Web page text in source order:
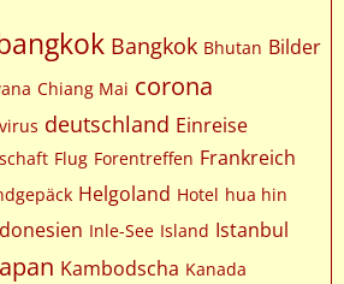
Bangkok Bhutan Bilder
Chiang Mai corona
deutschland Einreise
Flug Forentreffen Frankreich
Helgoland Hotel hua hin
Inle-See Island Istanbul
Kambodscha Kanada